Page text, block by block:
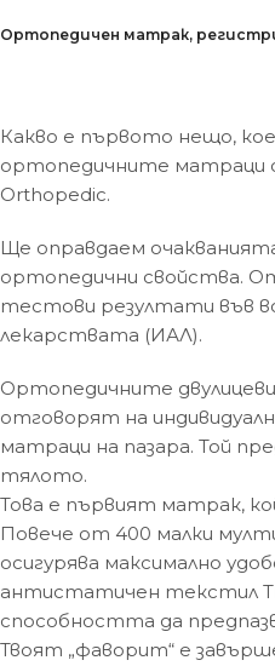
Ортопедичен матрак,
Какво е първото нещо,
ортопедичните матраци
Orthopedic.
Ще оправдаем
ортопедични свойства.
тестови резултати във
лекарствата (ИАЛ).
Ортопедичните
отговорят на
матраци на пазара. Той
тялото.
Това е първият матрак,
Повече от 400 малки
осигурява максимално
антистатичен текстил
способността да
Твоят „фаворит“ е